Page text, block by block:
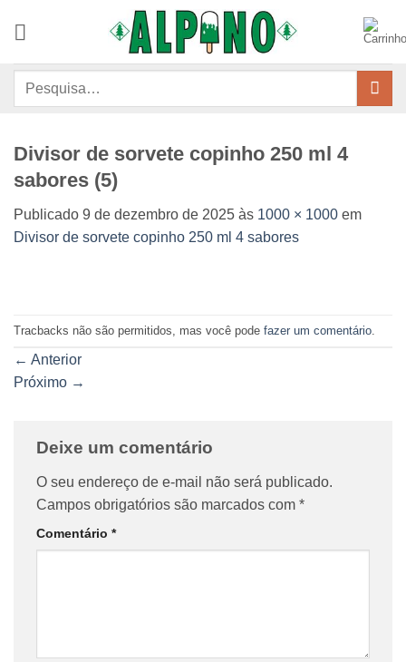
Pesquisar
Divisor de sorvete copinho 250 ml 4
sabores (5)
Publicado 9 de dezembro de 2025 às 1000 × 1000 em
Divisor de sorvete copinho 250 ml 4 sabores
Tracbacks não são permitidos, mas você pode fazer um comentário
← Anterior
Próximo →
Deixe um comentário
O seu endereço de e-mail não será publicado.
Campos obrigatórios são marcados com *
Comentário *